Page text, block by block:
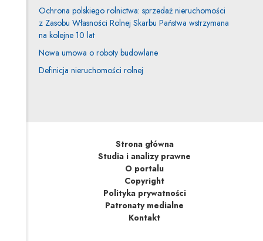
Ochrona polskiego rolnictwa: sprzedaż nieruchomości
z Zasobu Własności Rolnej Skarbu Państwa wstrzymana
na kolejne 10 lat
Nowa umowa o roboty budowlane
Definicja nieruchomości rolnej
Strona główna
Studia i analizy prawne
O portalu
Copyright
Polityka prywatności
Patronaty medialne
Kontakt